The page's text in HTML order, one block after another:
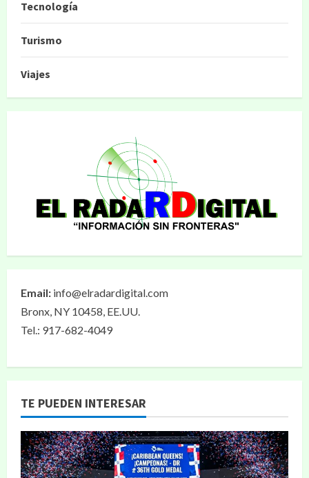
Tecnología
Turismo
Viajes
Email: info@elradardigital.com
Bronx, NY 10458, EE.UU.
Tel.: 917-682-4049
TE PUEDEN INTERESAR